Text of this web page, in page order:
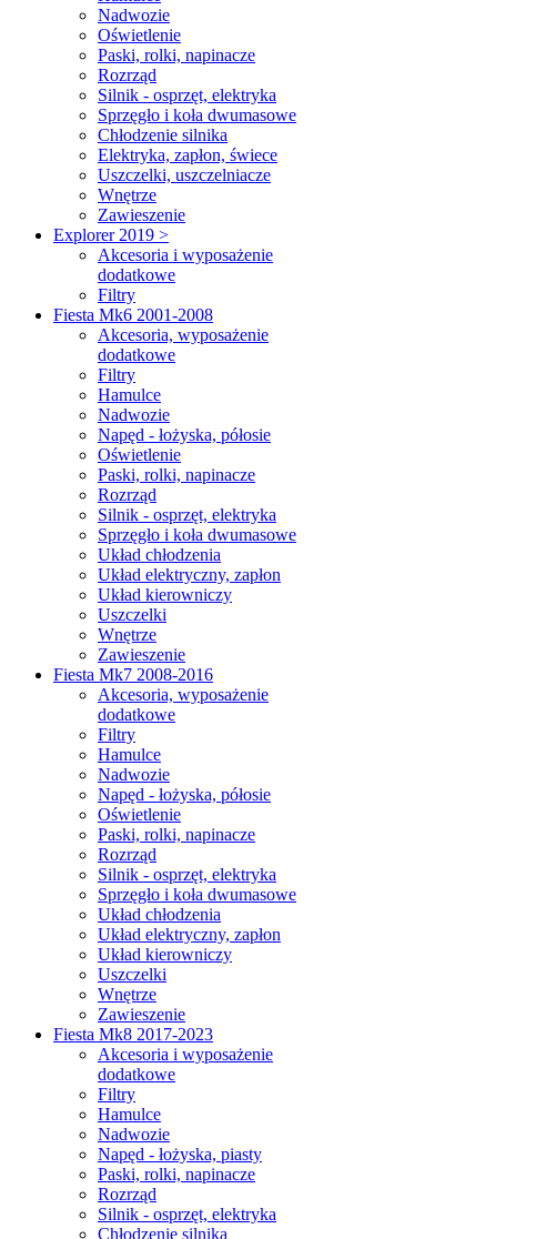
Nadwozie
Oświetlenie
Paski, rolki, napinacze
Rozrząd
Silnik - osprzęt, elektryka
Sprzęgło i koła dwumasowe
Chłodzenie silnika
Elektryka, zapłon, świece
Uszczelki, uszczelniacze
Wnętrze
Zawieszenie
Explorer 2019 >
Akcesoria i wyposażenie
dodatkowe
Filtry
Fiesta Mk6 2001-2008
Akcesoria, wyposażenie
dodatkowe
Filtry
Hamulce
Nadwozie
Napęd - łożyska, półosie
Oświetlenie
Paski, rolki, napinacze
Rozrząd
Silnik - osprzęt, elektryka
Sprzęgło i koła dwumasowe
Układ chłodzenia
Układ elektryczny, zapłon
Układ kierowniczy
Uszczelki
Wnętrze
Zawieszenie
Fiesta Mk7 2008-2016
Akcesoria, wyposażenie
dodatkowe
Filtry
Hamulce
Nadwozie
Napęd - łożyska, półosie
Oświetlenie
Paski, rolki, napinacze
Rozrząd
Silnik - osprzęt, elektryka
Sprzęgło i koła dwumasowe
Układ chłodzenia
Układ elektryczny, zapłon
Układ kierowniczy
Uszczelki
Wnętrze
Zawieszenie
Fiesta Mk8 2017-2023
Akcesoria i wyposażenie
dodatkowe
Filtry
Hamulce
Nadwozie
Napęd - łożyska, piasty
Paski, rolki, napinacze
Rozrząd
Silnik - osprzęt, elektryka
Chłodzenie silnika